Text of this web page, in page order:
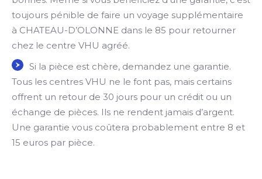
toujours pénible de faire un voyage supplémentaire
à CHATEAU-D’OLONNE dans le 85 pour retourner
chez le centre VHU agréé.
Si la pièce est chère, demandez une garantie.
Tous les centres VHU ne le font pas, mais certains
offrent un retour de 30 jours pour un crédit ou un
échange de pièces. Ils ne rendent jamais d’argent.
Une garantie vous coûtera probablement entre 8 et
15 euros par pièce.